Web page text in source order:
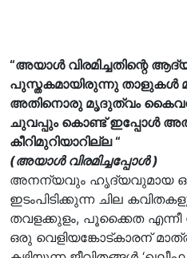
“അയാൾ വിരമിച്ചതിന്റെ
പുസ്തകമായിരുന്നു താളുകൾ
അതിനൊരു മൃദുത്വം
ചുവപ്പും കൊണ്ട് ഇപ്പോൾ
കീറിമുറിയാറില്ല “
(അയാൾ വിരമിച്ചപ്പോൾ )
അനന്യവും ഹൃദ്യവുമായ
ഇടംപിടിക്കുന്ന ചില
തവളക്കുളം, പൂക്കൈത എന്നീ
ഒരു വെളിയങ്കോട്കാരന്